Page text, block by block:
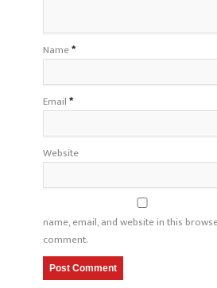
Name*
Email*
Website
name, email, and website in this
comment.